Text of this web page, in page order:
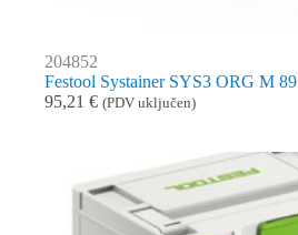
204852
Festool Systainer SYS3 ORG M 89
95,21 € (PDV uključen)